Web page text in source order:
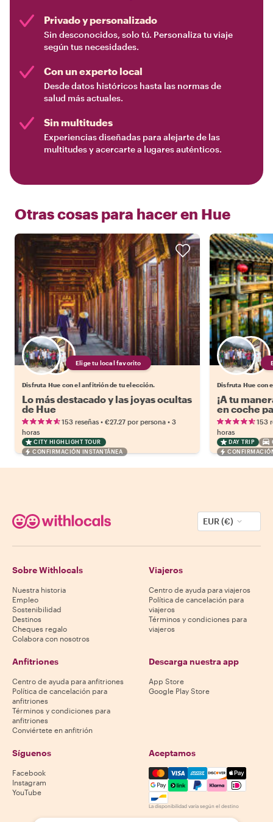
Privado y personalizado
Sin desconocidos, solo tú. Personaliza tu viaje
según tus necesidades.
Con un experto local
Desde datos históricos hasta las normas de
salud más actuales.
Sin multitudes
Experiencias diseñadas para alejarte de las
multitudes y acercarte a lugares auténticos.
Otras cosas para hacer en Hue
Elige tu local favorito
Disfruta Hue con el anfitrión de tu elección.
Lo más destacado y las joyas ocultas
de Hue
153 reseñas • €27.27 por persona • 3
horas
CITY HIGHLIGHT TOUR
CONFIRMACIÓN INSTANTÁNEA
Disfruta Hue con
¡A tu
en coche
153
horas
DAY TRIP
EUR (€)
Sobre Withlocals
Nuestra historia
Empleo
Sostenibilidad
Destinos
Cheques regalo
Colabora con nosotros
Viajeros
Centro de ayuda para viajeros
Política de cancelación para
viajeros
Términos y condiciones para
viajeros
Anfitriones
Centro de ayuda para anfitriones
Política de cancelación para
anfitriones
Términos y condiciones para
anfitriones
Conviértete en anfitrión
Descarga nuestra app
App Store
Google Play Store
Síguenos
Facebook
Instagram
YouTube
Aceptamos
Mastercard, Visa, Amex,
La disponibilidad varía según el destino